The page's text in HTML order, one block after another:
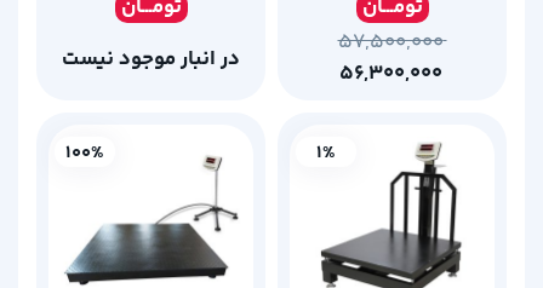
تومـــان
۵۷,۵۰۰,۰۰۰
تومـــان
در انبار موجود نیست
1%
100%